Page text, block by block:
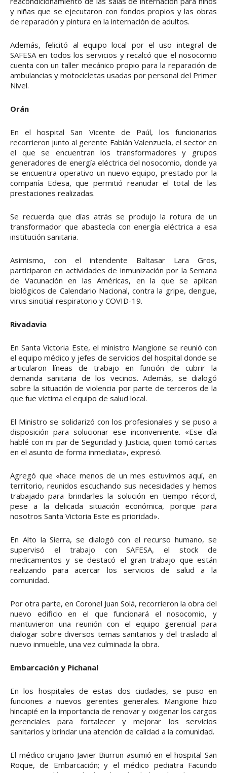
y niñas que se ejecutaron con fondos propios y las obras
de reparación y pintura en la internación de adultos.
Además, felicitó al equipo local por el uso integral de
SAFESA en todos los servicios y recalcó que el nosocomio
cuenta con un taller mecánico propio para la reparación de
ambulancias y motocicletas usadas por personal del Primer
Nivel.
Orán
En el hospital San Vicente de Paúl, los funcionarios
recorrieron junto al gerente Fabián Valenzuela, el sector en
el que se encuentran los transformadores y grupos
generadores de energía eléctrica del nosocomio, donde ya
se encuentra operativo un nuevo equipo, prestado por la
compañía Edesa, que permitió reanudar el total de las
prestaciones realizadas.
Se recuerda que días atrás se produjo la rotura de un
transformador que abastecía con energía eléctrica a esa
institución sanitaria.
Asimismo, con el intendente Baltasar Lara Gros,
participaron en actividades de inmunización por la Semana
de Vacunación en las Américas, en la que se aplican
biológicos de Calendario Nacional, contra la gripe, dengue,
virus sincitial respiratorio y COVID-19.
Rivadavia
En Santa Victoria Este, el ministro Mangione se reunió con
el equipo médico y jefes de servicios del hospital donde se
articularon líneas de trabajo en función de cubrir la
demanda sanitaria de los vecinos. Además, se dialogó
sobre la situación de violencia por parte de terceros de la
que fue víctima el equipo de salud local.
El Ministro se solidarizó con los profesionales y se puso a
disposición para solucionar ese inconveniente. «Ese día
hablé con mi par de Seguridad y Justicia, quien tomó cartas
en el asunto de forma inmediata», expresó.
Agregó que «hace menos de un mes estuvimos aquí, en
territorio, reunidos escuchando sus necesidades y hemos
trabajado para brindarles la solución en tiempo récord,
pese a la delicada situación económica, porque para
nosotros Santa Victoria Este es prioridad».
En Alto la Sierra, se dialogó con el recurso humano, se
supervisó el trabajo con SAFESA, el stock de
medicamentos y se destacó el gran trabajo que están
realizando para acercar los servicios de salud a la
comunidad.
Por otra parte, en Coronel Juan Solá, recorrieron la obra del
nuevo edificio en el que funcionará el nosocomio, y
mantuvieron una reunión con el equipo gerencial para
dialogar sobre diversos temas sanitarios y del traslado al
nuevo inmueble, una vez culminada la obra.
Embarcación y Pichanal
En los hospitales de estas dos ciudades, se puso en
funciones a nuevos gerentes generales. Mangione hizo
hincapié en la importancia de renovar y oxigenar los cargos
gerenciales para fortalecer y mejorar los servicios
sanitarios y brindar una atención de calidad a la comunidad.
El médico cirujano Javier Biurrun asumió en el hospital San
Roque, de Embarcación; y el médico pediatra Facundo